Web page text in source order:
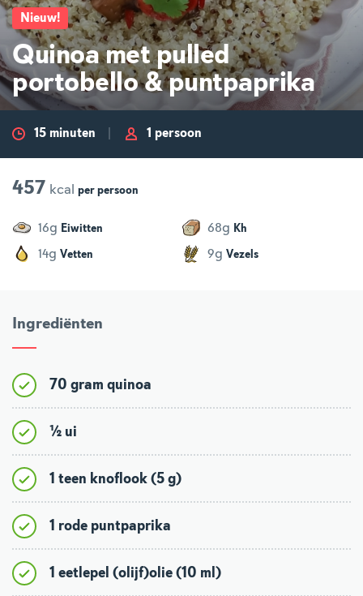
Nieuw!
Quinoa met pulled
portobello & puntpaprika
15 minuten 1 persoon
457 kcal per persoon
16g Eiwitten 68g Kh
14g Vetten 9g Vezels
Ingrediënten
70 gram quinoa
½ ui
1 teen knoflook (5 g)
1 rode puntpaprika
1 eetlepel (olijf)olie (10 ml)